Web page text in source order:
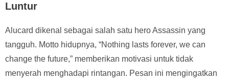
Luntur
Alucard dikenal sebagai salah satu hero Assassin yang
tangguh. Motto hidupnya, “Nothing lasts forever, we can
change the future,” memberikan motivasi untuk tidak
menyerah menghadapi rintangan. Pesan ini mengingatkan